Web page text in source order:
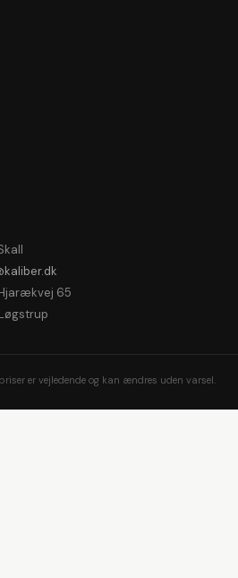
65
er vejledende og kan ændres uden varsel.